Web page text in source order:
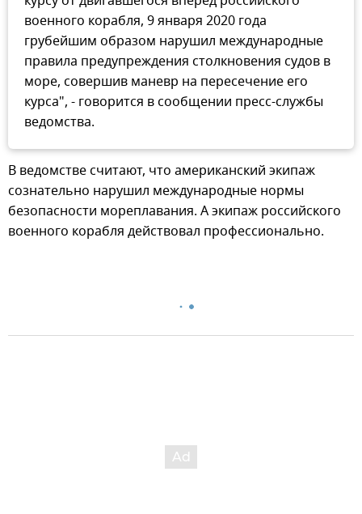
военного корабля, 9 января 2020 года
грубейшим образом нарушил международные
правила предупреждения столкновения судов в
море, совершив маневр на пересечение его
курса", - говорится в сообщении пресс-службы
ведомства.
В ведомстве считают, что американский экипаж
сознательно нарушил международные нормы
безопасности мореплавания. А экипаж российского
военного корабля действовал профессионально.